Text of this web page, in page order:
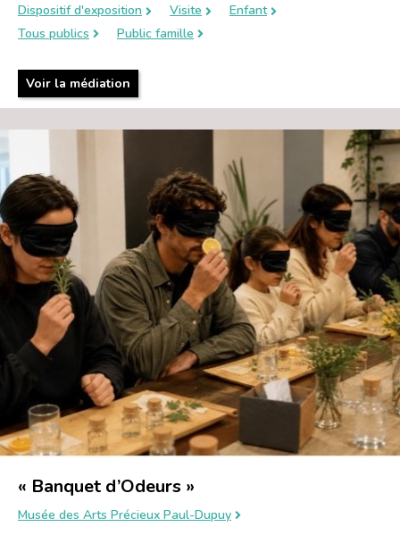
Dispositif d'exposition
Visite
Enfant
Tous publics
Public famille
Voir la médiation
« Banquet d’Odeurs »
Musée des Arts Précieux Paul-Dupuy